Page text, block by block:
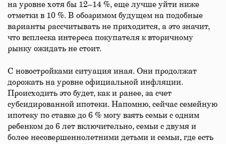
на уровне хотя бы 12–14 %, еще лучше уйти ниже
отметки в 10 %. В обозримом будущем на подобные
варианты рассчитывать не приходится, а это значит,
что всплеска интереса покупателя к вторичному
рынку ожидать не стоит.
С новостройками ситуация иная. Они продолжат
дорожать на уровне официальной инфляции.
Происходить это будет, как и ранее, за счет
субсидированной ипотеки. Напомню, сейчас семейную
ипотеку по ставке до 6 % могу взять семьи с одним
ребенком до 6 лет включительно, семьи с двумя и
более несовершеннолетними детьми и семьи, где есть